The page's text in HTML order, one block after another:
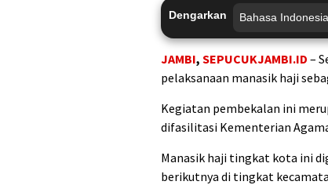
Dengarkan
JAMBI, SEPUCUKJAMBI.ID –
pelaksanaan manasik haji
Kegiatan pembekalan ini
difasilitasi Kementerian
Manasik haji tingkat kota ini
berikutnya di tingkat